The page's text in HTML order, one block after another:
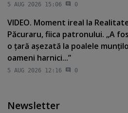
5 AUG 2026 15:06 0
VIDEO. Moment ireal la
Păcuraru, fiica patronului. „A
o ţară aşezată la poalele
oameni harnici...”
5 AUG 2026 12:16 0
Newsletter